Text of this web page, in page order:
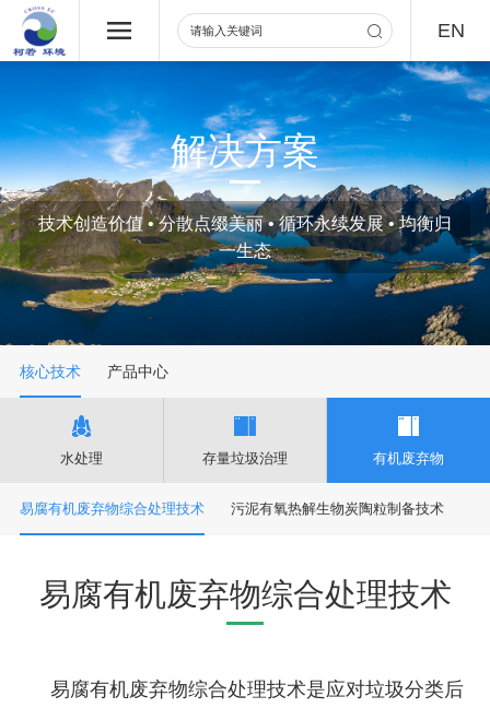
EN
解决方案
技术创造价值 • 分散点缀美丽 • 循环永续发展 • 均衡归
一生态
核心技术 产品中心
水处理 存量垃圾治理 有机废弃物
易腐有机废弃物综合处理技术 污泥有氧热解生物炭陶粒制备技术
易腐有机废弃物综合处理技术
易腐有机废弃物综合处理技术是应对垃圾分类后